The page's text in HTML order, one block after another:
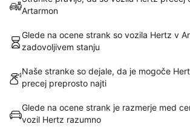
Artarmon
Glede na ocene strank so vozila Hertz v
zadovoljivem stanju
Naše stranke so dejale, da je mogoče
precej preprosto najti
Glede na ocene strank je razmerje med
vozil Hertz razumno